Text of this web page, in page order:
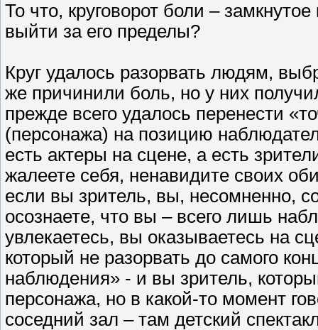
То что, круговорот боли –
выйти за его пределы?
Круг удалось разорвать людям,
же причинили боль, но у них
прежде всего удалось перенести
(персонажа) на позицию
есть актеры на сцене, а есть
жалеете себя, ненавидите своих
если вы зритель, вы, несомненно,
осознаете, что вы – всего лишь
увлекаетесь, вы оказываетесь на
который не разорвать до самого
наблюдения» - и вы зритель,
персонажа, но в какой-то момент
соседний зал – там детский